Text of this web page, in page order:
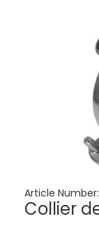
Article Number:
Collier